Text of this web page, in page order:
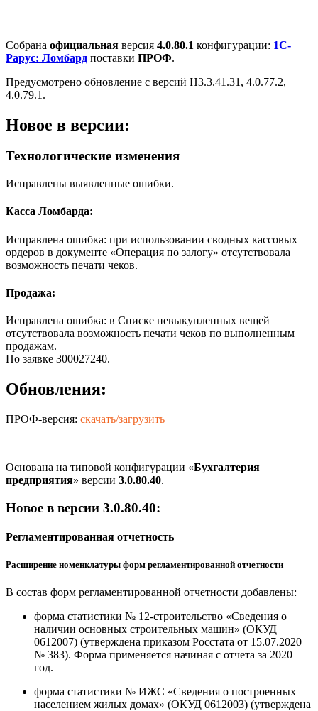
Собрана официальная версия 4.0.80.1 конфигурации: 1С-
Рарус: Ломбард поставки ПРОФ.
Предусмотрено обновление с версий Н3.3.41.31, 4.0.77.2,
4.0.79.1.
Новое в версии:
Технологические изменения
Исправлены выявленные ошибки.
Касса Ломбарда:
Исправлена ошибка: при использовании сводных кассовых
ордеров в документе «Операция по залогу» отсутствовала
возможность печати чеков.
Продажа:
Исправлена ошибка: в Списке невыкупленных вещей
отсутствовала возможность печати чеков по выполненным
продажам.
По заявке З00027240.
Обновления:
ПРОФ-версия: скачать/загрузить
Основана на типовой конфигурации «Бухгалтерия
предприятия» версии 3.0.80.40.
Новое в версии 3.0.80.40:
Регламентированная отчетность
Расширение номенклатуры форм регламентированной отчетности
В состав форм регламентированной отчетности добавлены:
форма статистики № 12-строительство «Сведения о
наличии основных строительных машин» (ОКУД
0612007) (утверждена приказом Росстата от 15.07.2020
№ 383). Форма применяется начиная с отчета за 2020
год.
форма статистики № ИЖС «Сведения о построенных
населением жилых домах» (ОКУД 0612003) (утверждена